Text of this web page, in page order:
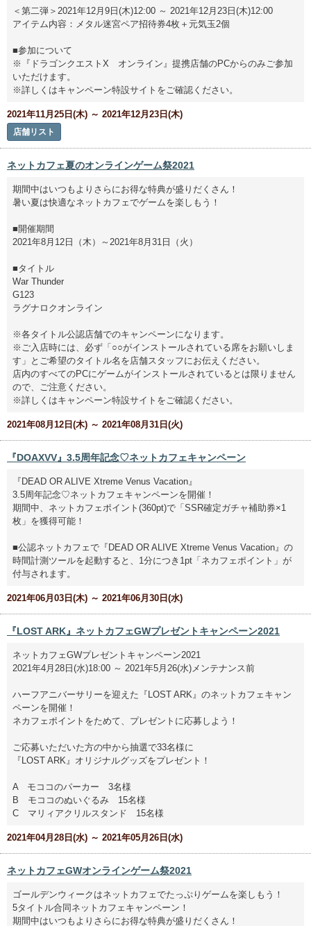
＜第二弾＞2021年12月9日(木)12:00 ～ 2021年12月23日(木)12:00
アイテム内容：メタル迷宮ペア招待券4枚＋元気玉2個
■参加について
※『ドラゴンクエストX オンライン』提携店舗のPCからのみご参加
いただけます。
※詳しくはキャンペーン特設サイトをご確認ください。
2021年11月25日(木) ～ 2021年12月23日(木)
店舗リスト
ネットカフェ夏のオンラインゲーム祭2021
期間中はいつもよりさらにお得な特典が盛りだくさん！
暑い夏は快適なネットカフェでゲームを楽しもう！
■開催期間
2021年8月12日（木）～2021年8月31日（火）
■タイトル
War Thunder
G123
ラグナロクオンライン
※各タイトル公認店舗でのキャンペーンになります。
※ご入店時には、必ず「○○がインストールされている席をお願いしま
す」とご希望のタイトル名を店舗スタッフにお伝えください。
店内のすべてのPCにゲームがインストールされているとは限りません
ので、ご注意ください。
※詳しくはキャンペーン特設サイトをご確認ください。
2021年08月12日(木) ～ 2021年08月31日(火)
『DOAXVV』3.5周年記念♡ネットカフェキャンペーン
『DEAD OR ALIVE Xtreme Venus Vacation』
3.5周年記念♡ネットカフェキャンペーンを開催！
期間中、ネットカフェポイント(360pt)で「SSR確定ガチャ補助券×1
枚」を獲得可能！
■公認ネットカフェで『DEAD OR ALIVE Xtreme Venus Vacation』の
時間計測ツールを起動すると、1分につき1pt「ネカフェポイント」が
付与されます。
2021年06月03日(木) ～ 2021年06月30日(水)
『LOST ARK』ネットカフェGWプレゼントキャンペーン2021
ネットカフェGWプレゼントキャンペーン2021
2021年4月28日(水)18:00 ～ 2021年5月26(水)メンテナンス前
ハーフアニバーサリーを迎えた『LOST ARK』のネットカフェキャン
ペーンを開催！
ネカフェポイントをためて、プレゼントに応募しよう！
ご応募いただいた方の中から抽選で33名様に
『LOST ARK』オリジナルグッズをプレゼント！
A モココのパーカー 3名様
B モココのぬいぐるみ 15名様
C マリィアクリルスタンド 15名様
2021年04月28日(水) ～ 2021年05月26日(水)
ネットカフェGWオンラインゲーム祭2021
ゴールデンウィークはネットカフェでたっぷりゲームを楽しもう！
5タイトル合同ネットカフェキャンペーン！
期間中はいつもよりさらにお得な特典が盛りだくさん！